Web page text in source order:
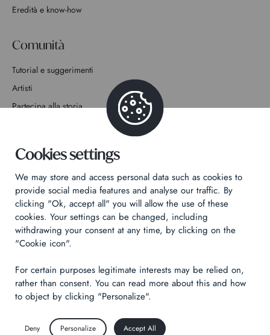
Eredità e know-how
Comunità
Tutorial e suggerimenti
Artisti
Partecipa alla storia
Informativa sulla privacy
Informazioni legali
Technical & Legal informations
Made byIzhak
Cookies settings
We may store and access personal data such as cookies to
provide social media features and analyse our traffic. By
clicking "Ok, accept all" you will allow the use of these
cookies. Your settings can be changed, including
withdrawing your consent at any time, by clicking on the
"Cookie icon".
For certain purposes legitimate interests may be relied on,
rather than consent. You can read more about this and how
to object by clicking "Personalize".
Deny Personalize Accept All